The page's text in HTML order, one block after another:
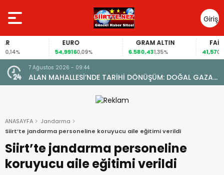
Giriş
Yap
EURO
54,99160,09%
GRAM ALTIN
6.580,431,35% 41,570,10%
GAZA
7 Ağustos 2026 - 08:41
Siirt’te Yaz Kur’an Kurslarında Rekor: 12 Bini
Öğrenci Eğitim Alıyor
ANASAYFA
Jandarma
Siirt’te jandarma personeline koruyucu aile eğitimi verildi
Siirt’te jandarma personeline
koruyucu aile eğitimi verildi